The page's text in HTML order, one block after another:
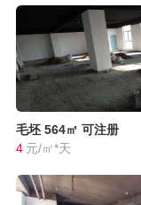
毛坯 564㎡ 可注册
4 元/㎡*天